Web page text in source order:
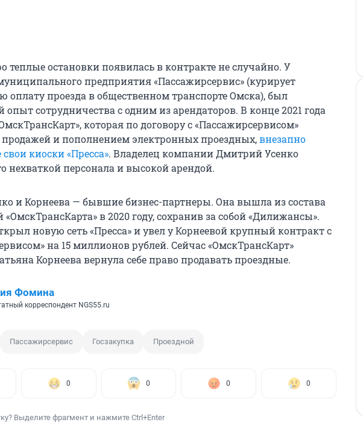
теплые остановки появилась в контракте не случайно. У
предприятия «Пассажирсервис» (курирует
оплату проезда в общественном транспорте Омска), был
сотрудничества с одним из арендаторов. В конце 2021 года
которая по договору с «Пассажирсервисом»
продажей и пополнением электронных проездных,внезапно
киоски «Пресса». Владелец компании Дмитрий Усенко
нехваткой персонала и высокой арендой.
и Корнеева — бывшие бизнес-партнеры. Она вышла из состава
«ОмскТрансКарта» в 2020 году, сохранив за собой «Дилижансы».
новую сеть «Пресса» и увел у Корнеевой крупный контракт с
на 15 миллионов рублей. Сейчас «ОмскТрансКарт»
Корнеева вернула себе право продавать проездные.
Фомина
корреспондент NGS55.ru
Пассажирсервис Госзакупка Проездной
0 0 0 0
Выделите фрагмент и нажмите Ctrl+Enter